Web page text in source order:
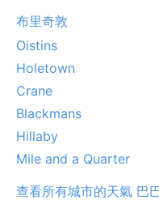
布里奇敦
Oistins
Holetown
Crane
Blackmans
Hillaby
Mile and a Quarter
查看所有城市的天氣 巴